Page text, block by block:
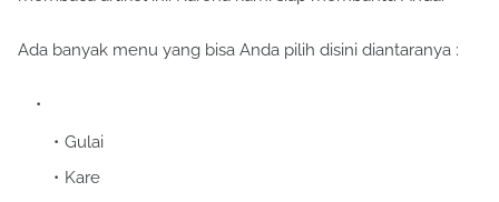
Ada banyak menu yang bisa Anda pilih disini diantaranya :
Gulai
Kare